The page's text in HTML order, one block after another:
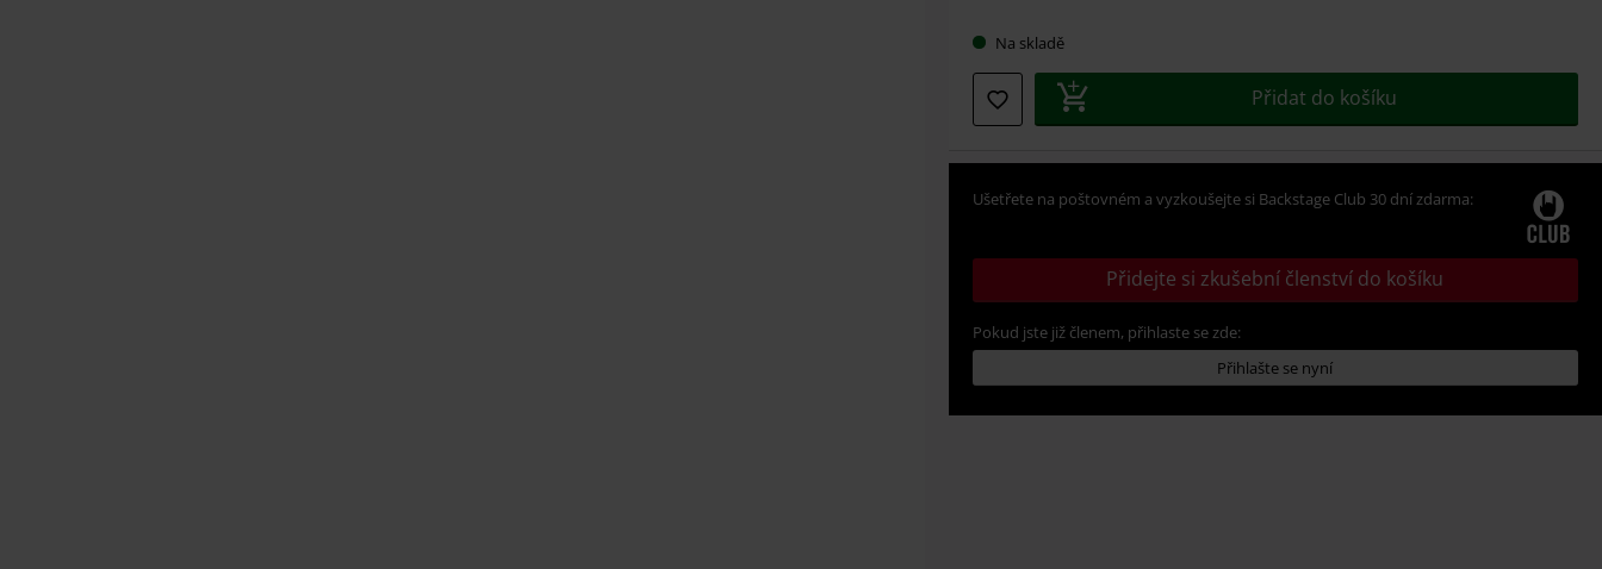
Na skladě
Přidat do košíku
Ušetřete na poštovném a vyzkoušejte si Backstage Club 30 dní zdarma:
Přidejte si zkušební členství do košíku
Pokud jste již členem, přihlaste se zde:
Přihlašte se nyní